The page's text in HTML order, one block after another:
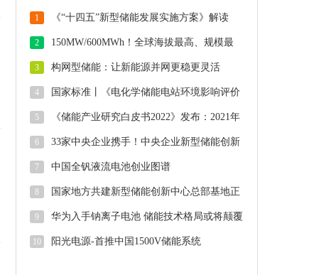
1 《“十四五”新型储能发展实施方案》解读
2
150MW/600MWh！全球海拔最高、规模最
3 构网型储能：让新能源并网更稳更灵活
4
国家标准丨《电化学储能电站环境影响评价
5
《储能产业研究白皮书2022》发布：2021年
6
33家中央企业携手！中央企业新型储能创新
7 中国全钒液流电池创业图谱
8
国家地方共建新型储能创新中心总部基地正
9 华为入手钠离子电池 储能技术格局或将颠覆
10 阳光电源-首推中国1500V储能系统